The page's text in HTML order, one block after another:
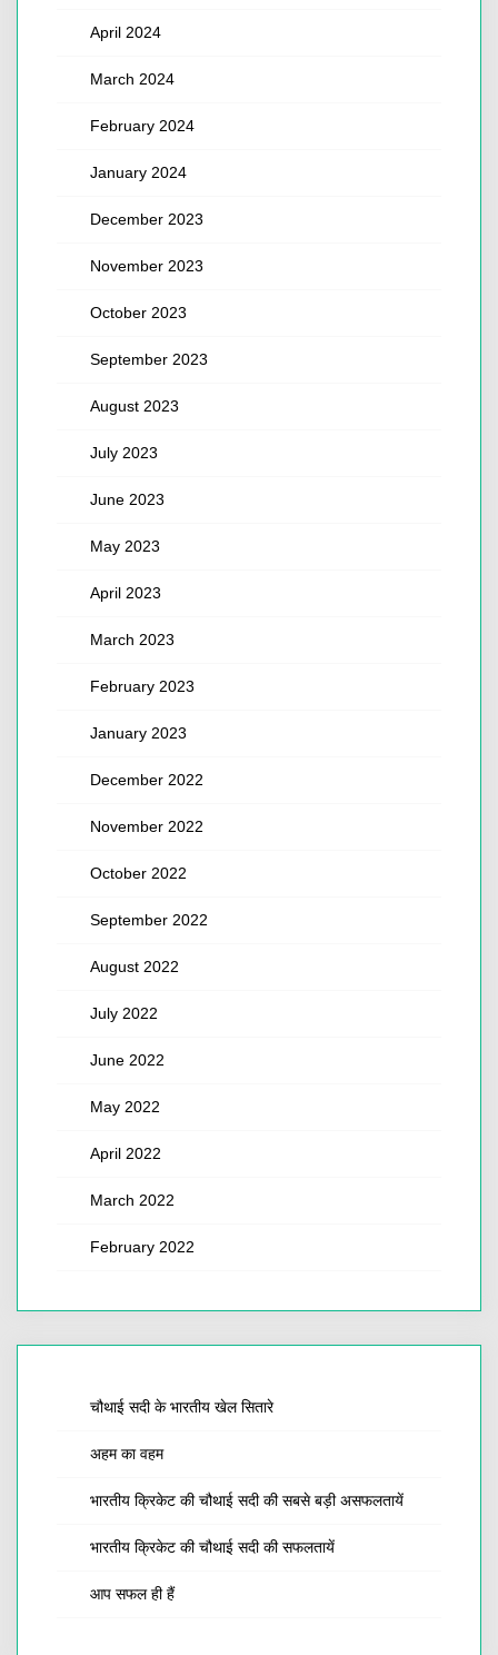
April 2024
March 2024
February 2024
January 2024
December 2023
November 2023
October 2023
September 2023
August 2023
July 2023
June 2023
May 2023
April 2023
March 2023
February 2023
January 2023
December 2022
November 2022
October 2022
September 2022
August 2022
July 2022
June 2022
May 2022
April 2022
March 2022
February 2022
चौथाई सदी के भारतीय खेल सितारे
अहम का वहम
भारतीय क्रिकेट की चौथाई सदी की सबसे बड़ी असफलतायें
भारतीय क्रिकेट की चौथाई सदी की सफलतायें
आप सफल ही हैं